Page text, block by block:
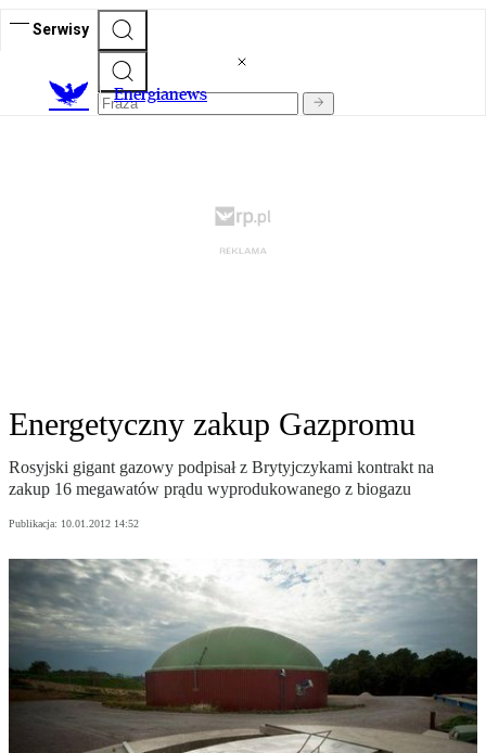
Serwisy
Energianews
Energetyczny zakup Gazpromu
Rosyjski gigant gazowy podpisał z Brytyjczykami kontrakt na
zakup 16 megawatów prądu wyprodukowanego z biogazu
Publikacja: 10.01.2012 14:52